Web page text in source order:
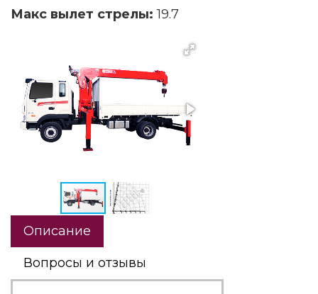
Макс вылет стрелы: 19.7
Описание
Вопросы и отзывы